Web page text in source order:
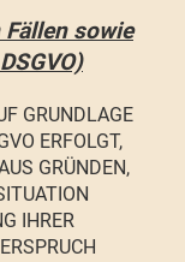
sowie
GRUNDLAGE
ERFOLGT,
GRÜNDEN,
IHRER